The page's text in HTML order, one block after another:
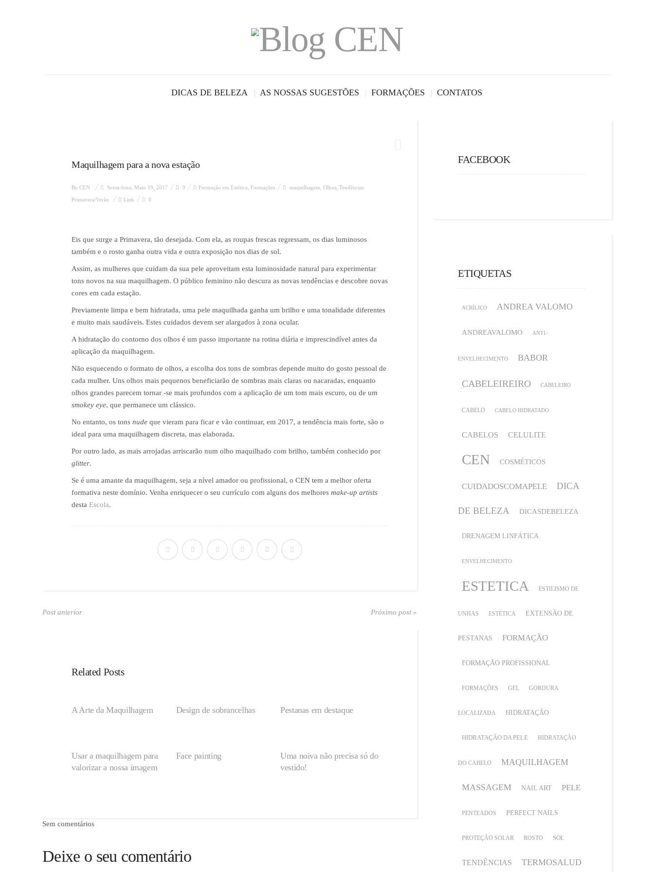
DICAS DE BELEZA AS NOSSAS SUGESTÕES FORMAÇÕES CONTATOS
Maquilhagem para a nova estação
By CEN Sexta-feira, Maio 19, 2017 0 Formação em Estética Formações maquilhagem Olhos Tendências
Primavera/Verão Link 0
Eis que surge a Primavera, tão desejada. Com ela, as roupas frescas regressam, os dias luminosos
também e o rosto ganha outra vida e outra exposição nos dias de sol.
Assim, as mulheres que cuidam da sua pele aproveitam esta luminosidade natural para experimentar
tons novos na sua maquilhagem. O público feminino não descura as novas tendências e descobre novas
cores em cada estação.
Previamente limpa e bem hidratada, uma pele maquilhada ganha um brilho e uma tonalidade diferentes
e muito mais saudáveis. Estes cuidados devem ser alargados à zona ocular.
A hidratação do contorno dos olhos é um passo importante na rotina diária e imprescindível antes da
aplicação da maquilhagem.
Não esquecendo o formato de olhos, a escolha dos tons de sombras depende muito do gosto pessoal de
cada mulher. Uns olhos mais pequenos beneficiarão de sombras mais claras ou nacaradas, enquanto
olhos grandes parecem tornar -se mais profundos com a aplicação de um tom mais escuro, ou de um
smokey eye, que permanece um clássico.
No entanto, os tons nude que vieram para ficar e vão continuar, em 2017, a tendência mais forte, são o
ideal para uma maquilhagem discreta, mas elaborada.
Por outro lado, as mais arrojadas arriscarão num olho maquilhado com brilho, também conhecido por
glitter.
Se é uma amante da maquilhagem, seja a nível amador ou profissional, o CEN tem a melhor oferta
formativa neste domínio. Venha enriquecer o seu currículo com alguns dos melhores make-up artists
desta Escola.
Post anterior Próximo post »
Related Posts
A Arte da Maquilhagem Design de sobrancelhas Pestanas em destaque
Usar a maquilhagem para
valorizar a nossa imagem
Face painting
Uma noiva não precisa só do
vestido!
Sem comentários
Deixe o seu comentário
FACEBOOK
ETIQUETAS
ACRÍLICO ANDREA VALOMO
ANDREAVALOMO ANTI-
ENVELHECIMENTO BABOR
CABELEIREIRO CABELEIRO
CABELO CABELO HIDRATADO
CABELOS CELULITE
CEN COSMÉTICOS
CUIDADOSCOMAPELE DICA
DE BELEZA DICASDEBELEZA
DRENAGEM LINFÁTICA
ENVELHECIMENTO
ESTETICA ESTILISMO DE
UNHAS ESTÉTICA EXTENSÃO DE
PESTANAS FORMAÇÃO
FORMAÇÃO PROFISSIONAL
FORMAÇÕES GEL GORDURA
LOCALIZADA HIDRATAÇÃO
HIDRATAÇÃO DA PELE HIDRATAÇÃO
DO CABELO MAQUILHAGEM
MASSAGEM NAIL ART PELE
PENTEADOS PERFECT NAILS
PROTEÇÃO SOLAR ROSTO SOL
TENDÊNCIAS TERMOSALUD